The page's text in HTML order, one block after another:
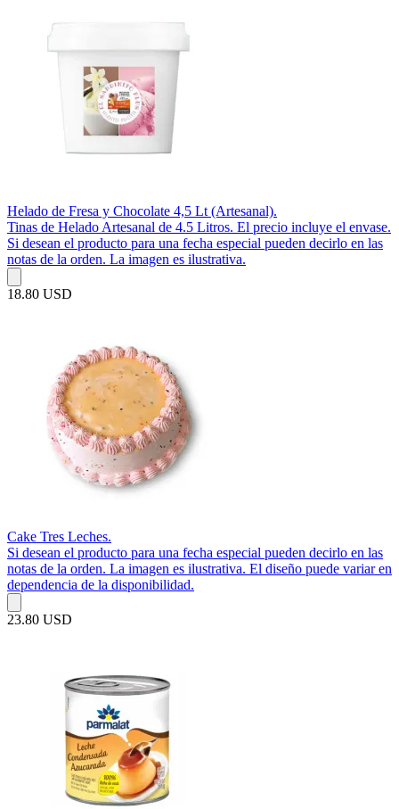
Helado de Fresa y Chocolate 4,5 Lt (Artesanal).
Tinas de Helado Artesanal de 4.5 Litros. El precio incluye el envase.
Si desean el producto para una fecha especial pueden decirlo en las
notas de la orden. La imagen es ilustrativa.
18.80 USD
Cake Tres Leches.
Si desean el producto para una fecha especial pueden decirlo en las
notas de la orden. La imagen es ilustrativa. El diseño puede variar en
dependencia de la disponibilidad.
23.80 USD